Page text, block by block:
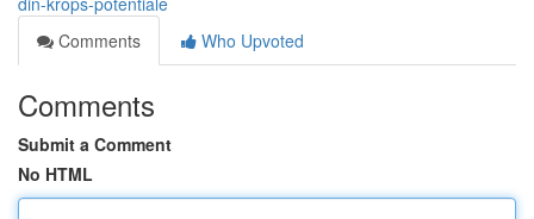
Comments
Who Upvoted
Comments
Submit a Comment
No HTML